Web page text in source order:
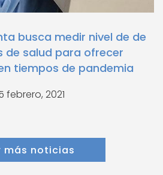
busca medir nivel de de
de salud para ofrecer
tiempos de pandemia
febrero, 2021
más noticias